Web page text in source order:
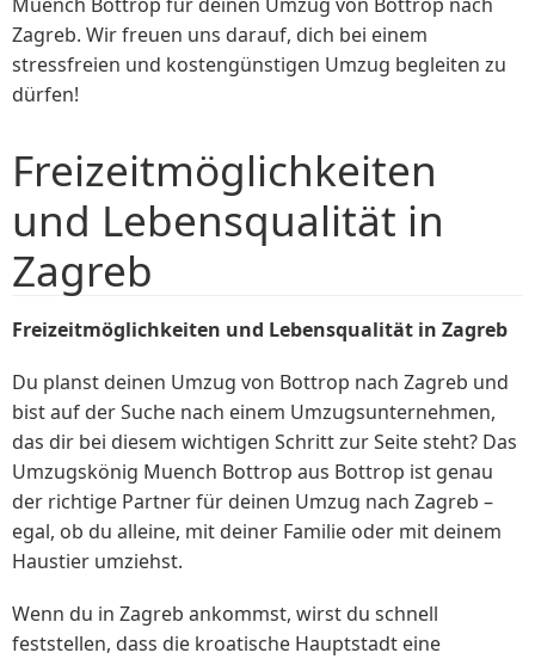
Zagreb. Wir freuen uns darauf, dich bei einem
stressfreien und kostengünstigen Umzug begleiten zu
dürfen!
Freizeitmöglichkeiten
und Lebensqualität in
Zagreb
Freizeitmöglichkeiten und Lebensqualität in Zagreb
Du planst deinen Umzug von Bottrop nach Zagreb und
bist auf der Suche nach einem Umzugsunternehmen,
das dir bei diesem wichtigen Schritt zur Seite steht? Das
Umzugskönig Muench Bottrop aus Bottrop ist genau
der richtige Partner für deinen Umzug nach Zagreb –
egal, ob du alleine, mit deiner Familie oder mit deinem
Haustier umziehst.
Wenn du in Zagreb ankommst, wirst du schnell
feststellen, dass die kroatische Hauptstadt eine